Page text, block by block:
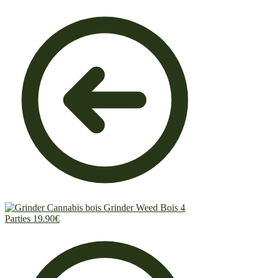
Grinder Weed Bois 4
Parties 19.90€